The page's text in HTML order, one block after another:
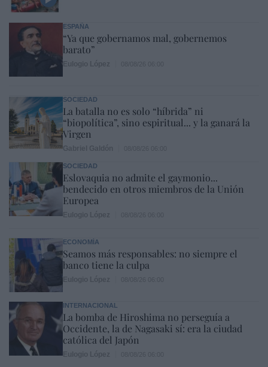
ESPAÑA
“Ya que gobernamos mal, gobernemos
barato”
SOCIEDAD
La batalla no es solo “híbrida” ni
“biopolítica”, sino espiritual... y la ganará la
Virgen
SOCIEDAD
Eslovaquia no admite el gaymonio...
bendecido en otros miembros de la Unión
Europea
ECONOMÍA
Seamos más responsables: no siempre el
banco tiene la culpa
INTERNACIONAL
La bomba de Hiroshima no perseguía a
Occidente, la de Nagasaki sí: era la ciudad
católica del Japón